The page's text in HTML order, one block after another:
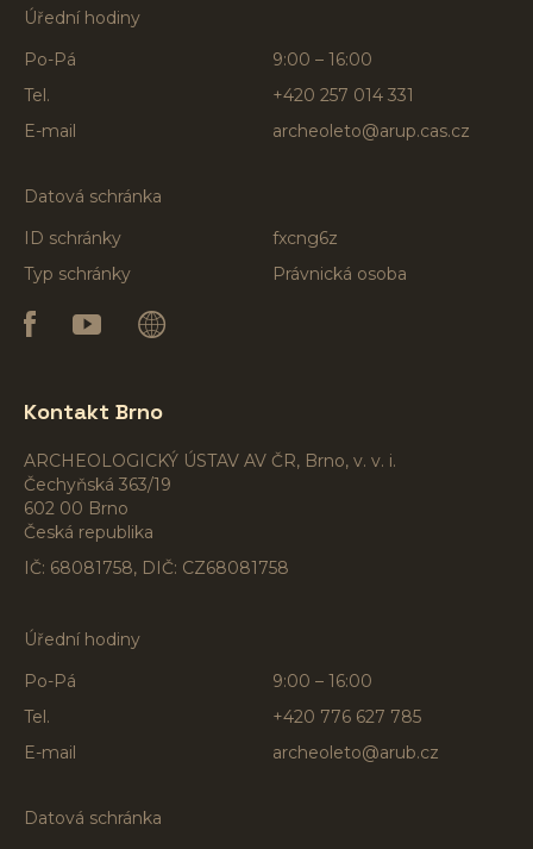
Úřední hodiny
Po-Pá
9:00 – 16:00
Tel.
+420 257 014 331
E-mail
archeoleto@arup.cas.cz
Datová schránka
ID schránky
fxcng6z
Typ schránky
Právnická osoba
Kontakt Brno
ARCHEOLOGICKÝ ÚSTAV AV ČR, Brno, v. v. i.
Čechyňská 363/19
602 00 Brno
Česká republika
IČ: 68081758, DIČ: CZ68081758
Úřední hodiny
Po-Pá
9:00 – 16:00
Tel.
+420 776 627 785
E-mail
archeoleto@arub.cz
Datová schránka